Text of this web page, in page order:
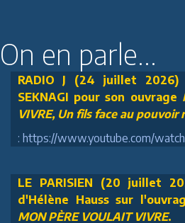
On en parle...
RADIO J (24 juillet
SEKNAGI pour son ouvrage
VIVRE, Un fils face au pouvoir
: https://www.youtube.com/
LE PARISIEN (20 juillet
d'Hélène Hauss sur
MON PÈRE VOULAIT VIVRE.